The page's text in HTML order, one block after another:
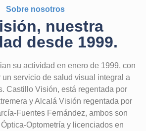
Sobre nosotros
nuestra
desde 1999.
su actividad en enero de 1999, con
servicio de salud visual integral a
Castillo Visión, está regentada por
y Alcalá Visión regentada por
Fuentes Fernández, ambos son
Optometría y licenciados en